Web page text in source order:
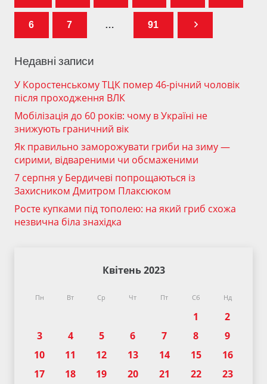
6 7 … 91
Недавні записи
У Коростенському ТЦК помер 46-річний чоловік
після проходження ВЛК
Мобілізація до 60 років: чому в Україні не
знижують граничний вік
Як правильно заморожувати гриби на зиму —
сирими, відвареними чи обсмаженими
7 серпня у Бердичеві попрощаються із
Захисником Дмитром Плаксюком
Росте купками під тополею: на який гриб схожа
незвична біла знахідка
Квітень 2023
Пн Вт Ср Чт Пт Сб Нд
1
2
3
4 5 6 7 8
9
10
11 12 13 14 15
16
17
18 19 20 21 22
23